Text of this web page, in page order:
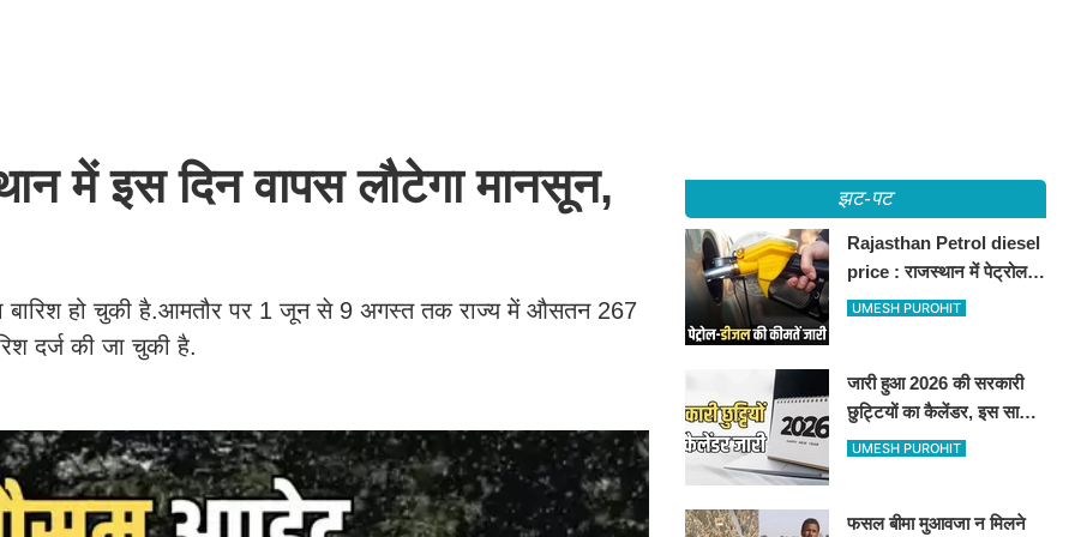
में इस दिन वापस लौटेगा मानसून,
बारिश हो चुकी है.आमतौर पर 1 जून से 9 अगस्त तक राज्य में औसतन 267
दर्ज की जा चुकी है.
झट-पट
Rajasthan Petrol diesel
price : राजस्थान में पेट्रोल-
डीजल की कीमतें जारी, जानिए
UMESH PUROHIT
जारी हुआ 2026 की सरकारी
छुट्टियों का कैलेंडर, इस साल
कई बार मिलेगा लगातार
UMESH PUROHIT
फसल बीमा मुआवजा न मिलने